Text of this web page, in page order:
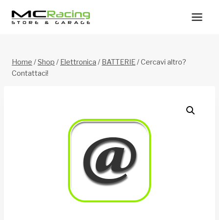
Home /Shop / Elettronica / BATTERIE/Cercavi altro?
Contattaci!